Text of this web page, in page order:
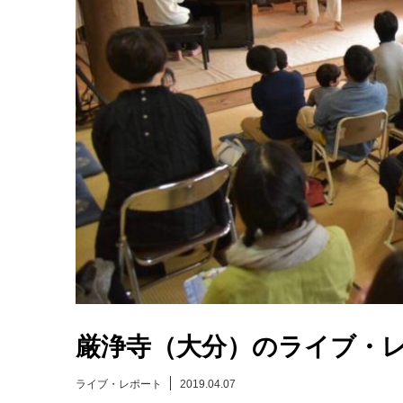
厳浄寺（大分）のライブ・
ライブ・レポート 2019.04.07